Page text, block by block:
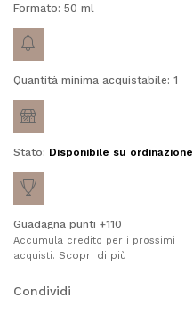
Formato: 50 ml
Quantità minima acquistabile: 1
Stato: Disponibile su ordinazione
Guadagna punti +110
Accumula credito per i prossimi
acquisti. Scopri di più
Condividi